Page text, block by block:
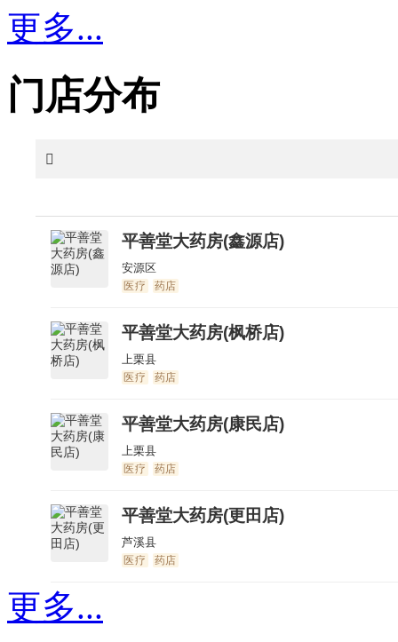
更多...
门店分布
更多...